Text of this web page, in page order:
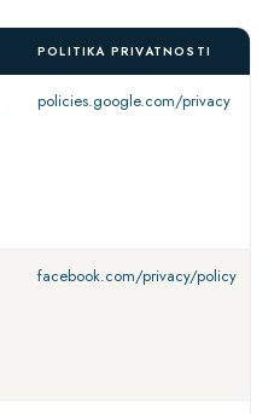
POLITIKA PRIVATNOSTI
policies.google.com/privacy
facebook.com/privacy/policy